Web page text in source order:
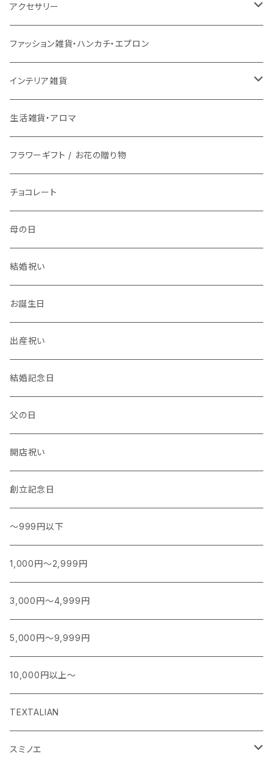
3月17日UP
2月28日UP
1月9日UP
キッチンマット
こたつ本体
こたつ布団
チェア
座椅子
スツール
インテリア雑貨
鏡・ミラー
ライト
温度計・湿度計
花瓶 / フラワーベース
傘立て
ライト
壁掛けアート / 鏡
バス用品
ファッション雑貨
メガネ / 眼鏡小物
生活雑貨
ティッシュケース
アロマ用品
アクセサリー雑貨
アクセサリー・ウォッチ収納
フラワーギフト / お花の贈り物
植物栽培キット
プリザーブドフラワー
文具
キッチン用品
携帯・スマホアクセサリー
小物
ミトン・鍋つかみ
コップ、グラス
ランチボックス / 水筒
お皿
箸置き
食器
お茶碗
お皿
紙ナプキン
カトラリー
トレー
キッチンタオル
アクセサリー
ネックレス
ピアス
ブレスレット
イヤリング
指輪
ヘアゴム
ブローチ
イヤーカフ
バングル
ファッション雑貨・ハンカチ・エプロン
インテリア雑貨
花瓶 / フラワーベース
生活雑貨・アロマ
フラワーギフト / お花の贈り物
チョコレート
母の日
結婚祝い
お誕生日
出産祝い
結婚記念日
父の日
開店祝い
創立記念日
～999円以下
1,000円～2,999円
3,000円～4,999円
5,000円～9,999円
10,000円以上～
TEXTALIAN
スミノエ